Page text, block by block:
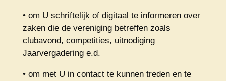
• om U schriftelijk of digitaal te informeren over
zaken die de vereniging betreffen zoals
clubavond, competities, uitnodiging
Jaarvergadering e.d.
• om met U in contact te kunnen treden en te